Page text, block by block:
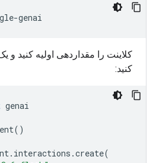
کلاینت را مقداردهی اولیه کنید و
کنید:
genai
.interactions.create